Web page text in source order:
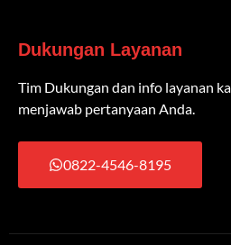
Dukungan Layanan
Tim Dukungan dan info layanan
menjawab pertanyaan Anda.
0822-4546-8195